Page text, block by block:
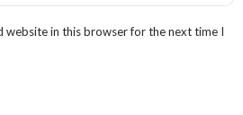
website in this browser for the next time I